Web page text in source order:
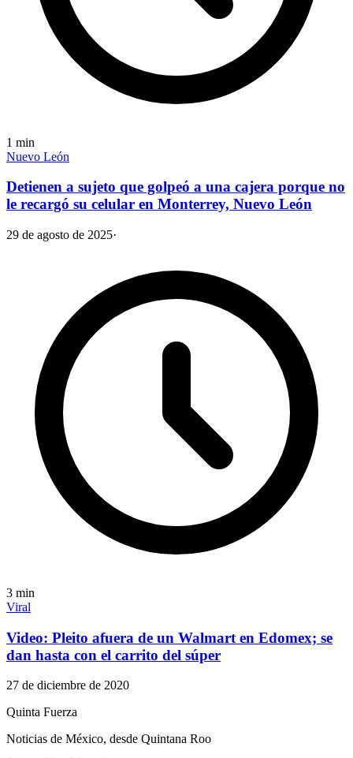
1 min
Nuevo León
Detienen a sujeto que golpeó a una cajera porque no
le recargó su celular en Monterrey, Nuevo León
29 de agosto de 2025·
3 min
Viral
Video: Pleito afuera de un Walmart en Edomex; se
dan hasta con el carrito del súper
27 de diciembre de 2020
Quinta Fuerza
Noticias de México, desde Quintana Roo